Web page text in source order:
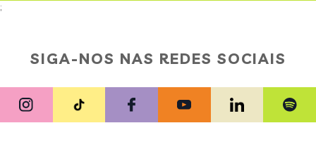
;
SIGA-NOS NAS REDES SOCIAIS